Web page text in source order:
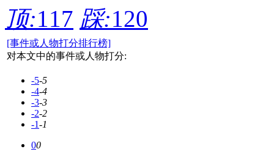
顶:117 踩:120
[事件或人物打分排行榜]
对本文中的事件或人物打分:
-5-5
-4-4
-3-3
-2-2
-1-1
00